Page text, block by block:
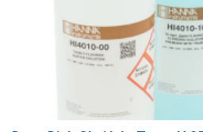
4. Bộ xử lý nước:
Bao gồm các hệ thống khử
cân bằng hóa chất để đảm